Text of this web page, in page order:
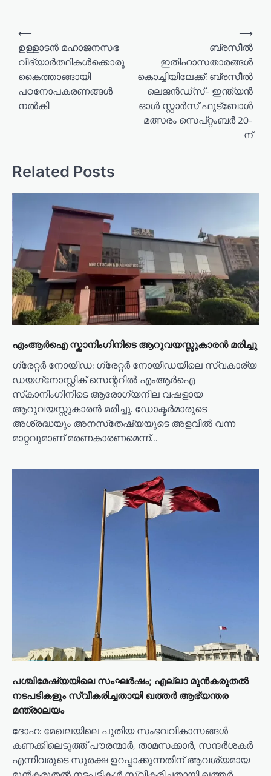
g
a
i
o
n
⟵
ഉള്ളാടന്‍ മഹാജനസഭ
വിദ്യാര്‍ത്ഥികള്‍ക്കൊരു
കൈത്താങ്ങായി
പഠനോപകരണങ്ങള്‍
നല്‍കി
ബ്രസീൽ
ഇതിഹാസതാരങ്ങൾ
കൊച്ചിയിലേക്ക്: ബ്രസീൽ
ലെജൻഡ്സ്- ഇന്ത്യൻ
ഓൾ സ്റ്റാർസ് ഫുട്ബോൾ
മത്സരം സെപ്റ്റംബർ 20-
ന്
⟶
Related Posts
എംആർഐ സ്കാനിംഗിനിടെ ആറുവയസ്സുകാരൻ മരിച്ചു
ഗ്രേറ്റര്‍ നോയിഡ: ഗ്രേറ്റര്‍ നോയിഡയിലെ സ്വകാര്യ
ഡയഗ്‌നോസ്റ്റിക് സെന്ററില്‍ എംആര്‍ഐ
സ്‌കാനിംഗിനിടെ ആരോഗ്യനില വഷളായ
ആറുവയസ്സുകാരന്‍ മരിച്ചു. ഡോക്ടര്‍മാരുടെ
അശ്രദ്ധയും അനസ്‌തേഷ്യയുടെ അളവില്‍ വന്ന
മാറ്റവുമാണ് മരണകാരണമെന്ന്…
പശ്ചിമേഷ്യയിലെ സംഘ‍ർഷം; എല്ലാ മുൻകരുതൽ
നടപടികളും സ്വീകരിച്ചതായി ഖത്തർ ആഭ്യന്തര
മന്ത്രാലയം
ദോഹ: ​മേഖലയിലെ പുതിയ സംഭവവികാസങ്ങൾ
കണക്കിലെടുത്ത് പൗരന്മാർ, താമസക്കാർ, സന്ദർശകർ
എന്നിവരുടെ സുരക്ഷ ഉറപ്പാക്കുന്നതിന് ആവശ്യമായ